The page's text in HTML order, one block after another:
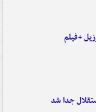
+فیلم
جدا شد